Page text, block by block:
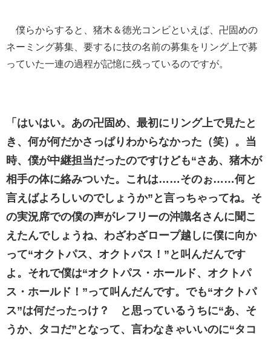
僕らからすると、猪木＆徳光コンビといえば、卍固めの
ネーミング募集、要するに技の名前の募集をリング上で募
っていた一連の過程が記憶に残っているのですが。
「はいはい。あの卍固め、最初にリング上で見たと
き、何が何だかさっぱりわからなかった（笑）。当
時、僕が中継担当だったのですけども“さあ、猪木が
相手の体に絡みついた。これは……そのぉ……何と
言えばよろしいのでしょうか”と言っちゃってね。そ
の実況席での僕の声がレフリーの沖識名さんに聞こ
えたんでしょうね、わざわざロープ越しに僕に向か
って“オクトパス、オクトパス！”と叫んだんです
よ。それで僕は“オクトパス・ホールド、オクトパ
ス・ホールド！”って叫んだんです。でも“オクトパ
ス”は何だったっけ？ と思っているうちに“あ、そ
うか、タコだ”となって、言わなきゃいいのに“タコ